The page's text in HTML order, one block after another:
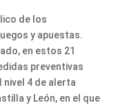
de los
y apuestas.
en estos 21
preventivas
4 de alerta
y León, en el que